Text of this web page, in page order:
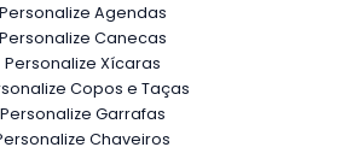
Personalize Agendas
Personalize Canecas
Personalize Xícaras
Copos e Taças
Personalize Garrafas
Chaveiros